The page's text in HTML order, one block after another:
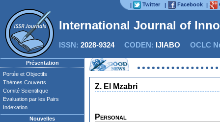
| Twitter | Facebook |
International Journal of
ISSN: 2028-9324CODEN: IJIABO OCLC
Présentation
Portée et Objectifs
Thèmes Couverts
Comité Scientifique
Evaluation par les Pairs
Indexation
Nouvelles
Z. El Mzabri
Personal